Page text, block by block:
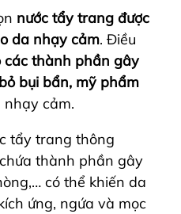
nước tẩy trang được
da nhạy cảm. Điều
các thành phần gây
bụi bẩn, mỹ phẩm
nhạy cảm.
tẩy trang thông
thành phần gây
có thể khiến da
ứng, ngứa và mọc